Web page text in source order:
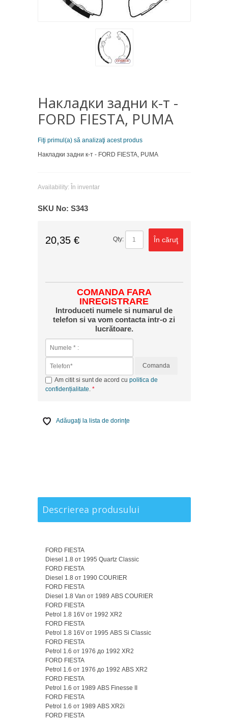
Накладки задни к-т -
FORD FIESTA, PUMA
Fiţi primul(a) să analizaţi acest produs
Накладки задни к-т - FORD FIESTA, PUMA
Availability: În inventar
SKU No: S343
20,35 € Qty: În căruţ
COMANDA FARA
INREGISTRARE
Introduceti numele si numarul de
telefon si va vom contacta intr-o zi
lucrătoare.
Comanda
Am citit si sunt de acord cu politica de
confidențialitate.
Adăugaţi la lista de dorinţe
Descrierea produsului
FORD FIESTA
Diesel 1.8 от 1995 Quartz Classic
FORD FIESTA
Diesel 1.8 от 1990 COURIER
FORD FIESTA
Diesel 1.8 Van от 1989 ABS COURIER
FORD FIESTA
Petrol 1.8 16V от 1992 XR2
FORD FIESTA
Petrol 1.8 16V от 1995 ABS Si Classic
FORD FIESTA
Petrol 1.6 от 1976 до 1992 XR2
FORD FIESTA
Petrol 1.6 от 1976 до 1992 ABS XR2
FORD FIESTA
Petrol 1.6 от 1989 ABS Finesse II
FORD FIESTA
Petrol 1.6 от 1989 ABS XR2i
FORD FIESTA